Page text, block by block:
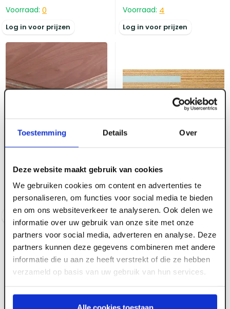
Toestemming Details Over
Deze website maakt gebruik van cookies
We gebruiken cookies om content en advertenties te
personaliseren, om functies voor social media te bieden
en om ons websiteverkeer te analyseren. Ook delen we
informatie over uw gebruik van onze site met onze
partners voor social media, adverteren en analyse. Deze
partners kunnen deze gegevens combineren met andere
informatie die u aan ze heeft verstrekt of die ze hebben
verzameld op basis van uw gebruik van hun services.
Alle cookies toestaan
Voorraad: 0
Log in voor prijzen
Voorraad: 4
Log in voor prijzen
ART000240
Millpanel Aluplex
Okoume Deurplaat FSC
Voorraad: 2
Log in voor prijzen
54 mm x 2350 x 950
Voorraad: 2
Log in voor prijzen